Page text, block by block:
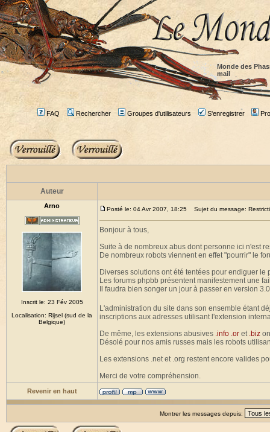
Monde des
mail
FAQ Rechercher Groupes d'utilisateurs S'enregistrer
Auteur
Arno
Inscrit le: 23 Fév 2005
Localisation: Rijsel (sud de la
Belgique)
Posté le: 04 Avr 2007, 18:25 Sujet du message:
Bonjour à tous,
Suite à de nombreux abus dont personne ici n'est
De nombreux robots viennent en effet "pourrir" le
Diverses solutions ont été tentées pour endiguer
Les forums phpbb présentent manifestement une
Il faudra bien songer un jour à passer en version
L'administration du site dans son ensemble étant
inscriptions aux adresses utilisant l'extension
De même, les extensions abusives .info .or et .biz
Désolé pour nos amis russes mais les robots
Les extensions .net et .org restent encore valides
Merci de votre compréhension.
Revenir en haut
Montrer les messages depuis: